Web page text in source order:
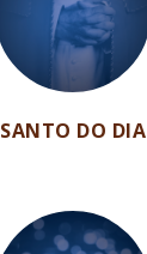
SANTO DO DIA